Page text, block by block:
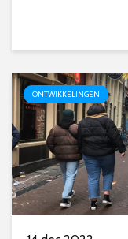
ONTWIKKELINGEN